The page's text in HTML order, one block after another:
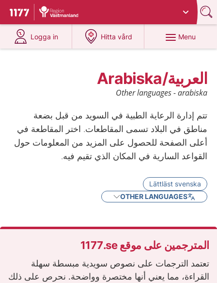
To start page for 1177
Du har valt region
Logga in
at 1177.se
Hitta vård
at 1177.se
Menu
العربية/Arabiska
Other languages - arabiska
تتم إدارة الرعاية الطبية في السويد من قبل بضعة
مناطق في البلاد تسمى المقاطعات. اختر المقاطعة في
أعلى الصفحة للحصول على المزيد من المعلومات حول
القواعد السارية في المكان الذي تقيم فيه.
Lättläst svenska
OTHER LANGUAGES
المترجمين على موقع ‎1177.se‎
تعتمد الترجمات على نصوص سويدية مبسطة سهلة
القراءة، مما يعني أنها مختصرة وواضحة. نحرص على ذلك